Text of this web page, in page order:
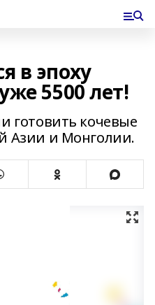
в эпоху
5500 лет!
готовить кочевые
Азии и Монголии.